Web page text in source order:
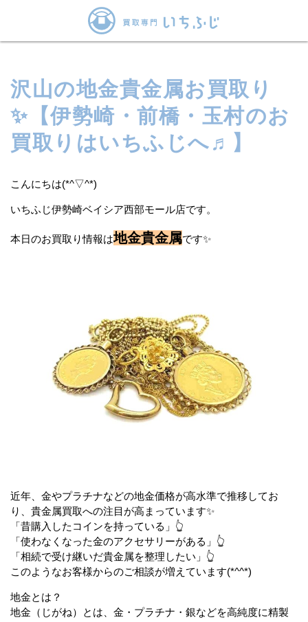
沢山の地金貴金属お買取り
✨【伊勢崎・前橋・玉村のお
買取りはいちふじへ♬】
こんにちは(*^▽^*)
いちふじ伊勢崎ベイシア西部モール店です。
本日のお買取り情報は地金貴金属です✨
近年、金やプラチナなどの地金価格が高水準で推移してお
り、貴金属買取への注目が高まっています✨
「昔購入したコインを持っている」👆
「使わなくなった金のアクセサリーがある」👆
「相続で受け継いだ貴金属を整理したい」👆
このようなお客様からのご相談が増えています(*^^*)
地金とは？
地金（じがね）とは、金・プラチナ・銀などを高純度に精製